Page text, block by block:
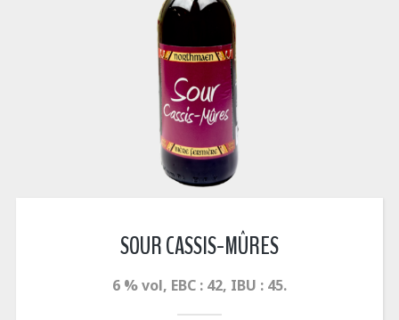
SOUR CASSIS-MÛRES
6 % vol, EBC : 42, IBU : 45.